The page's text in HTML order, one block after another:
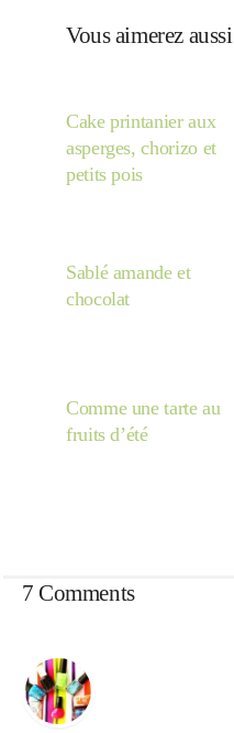
Vous aimerez aussi
Cake printanier aux
asperges, chorizo et
petits pois
Sablé amande et
chocolat
Comme une tarte au
fruits d’été
7 Comments